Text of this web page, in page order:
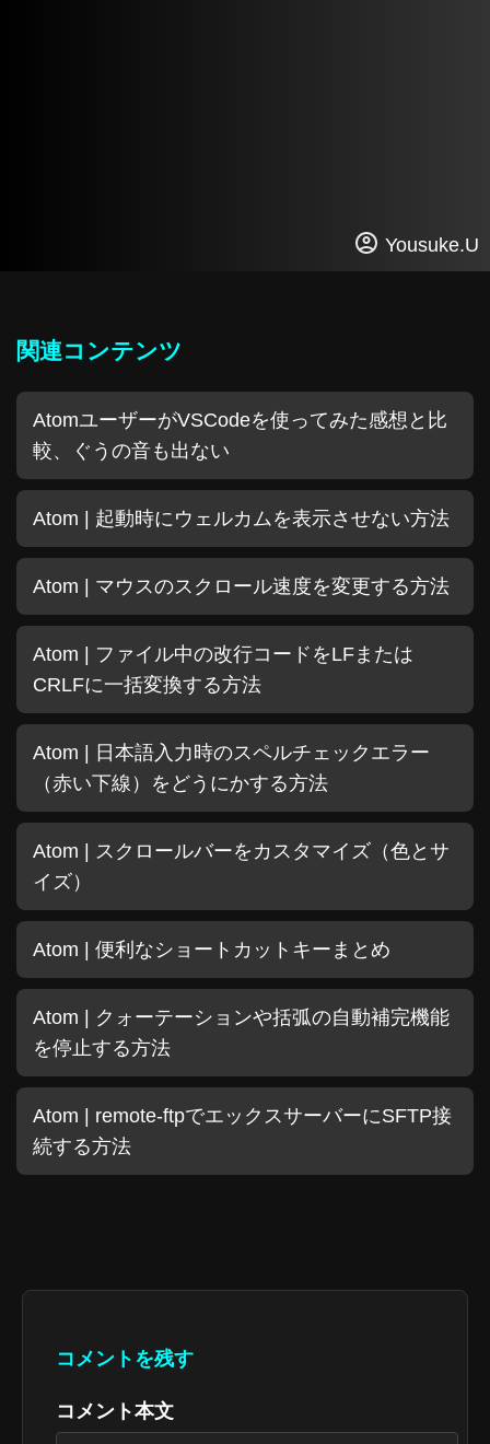
Yousuke.U
関連コンテンツ
AtomユーザーがVSCodeを使ってみた感想と比
較、ぐうの音も出ない
Atom | 起動時にウェルカムを表示させない方法
Atom | マウスのスクロール速度を変更する方法
Atom | ファイル中の改行コードをLFまたは
CRLFに一括変換する方法
Atom | 日本語入力時のスペルチェックエラー
（赤い下線）をどうにかする方法
Atom | スクロールバーをカスタマイズ（色とサ
イズ）
Atom | 便利なショートカットキーまとめ
Atom | クォーテーションや括弧の自動補完機能
を停止する方法
Atom | remote-ftpでエックスサーバーにSFTP接
続する方法
コメントを残す
コメント本文